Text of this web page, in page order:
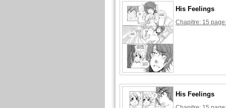
His Feelings
Chapitre: 15
His Feelings